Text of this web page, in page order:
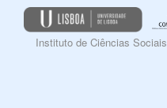
Instituto de Ciências Sociais